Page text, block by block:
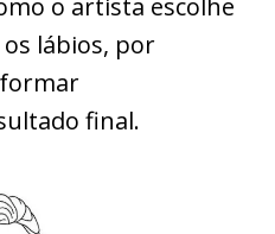
o artista escolhe
lábios, por
final.